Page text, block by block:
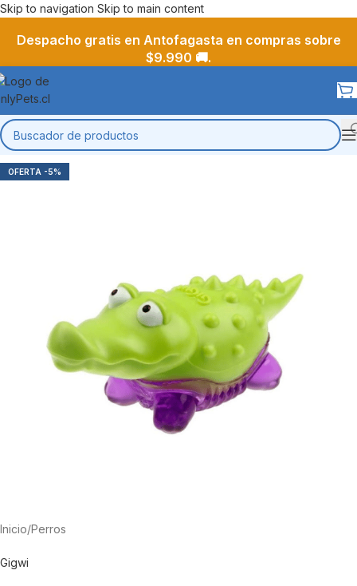
Skip to navigation Skip to main content
Despacho gratis en Antofagasta en compras sobre
$9.990 🚚.
-5%
Inicio/Perros
Gigwi